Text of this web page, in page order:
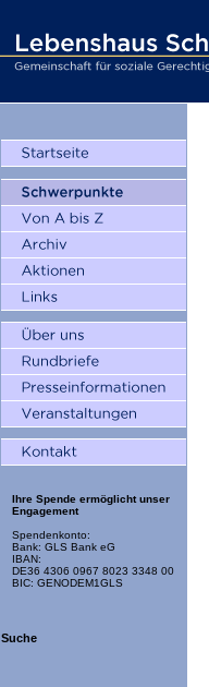
Ihre Spende ermöglicht unser
Engagement
Spendenkonto:
Bank: GLS Bank eG
IBAN:
DE36 4306 0967 8023 3348 00
BIC: GENODEM1GLS
Suche